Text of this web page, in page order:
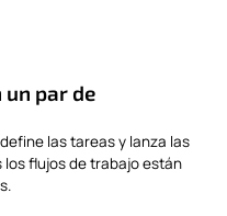
un par de
las tareas y lanza las
los flujos de trabajo están